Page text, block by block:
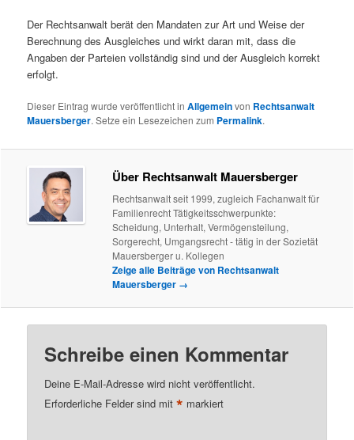
Der Rechtsanwalt berät den Mandaten zur Art und Weise der
Berechnung des Ausgleiches und wirkt daran mit, dass die
Angaben der Parteien vollständig sind und der Ausgleich korrekt
erfolgt.
Dieser Eintrag wurde veröffentlicht inAllgemeinvon Rechtsanwalt
Mauersberger. Setze ein Lesezeichen zum Permalink.
Über Rechtsanwalt Mauersberger
Rechtsanwalt seit 1999, zugleich Fachanwalt für
Familienrecht Tätigkeitsschwerpunkte:
Scheidung, Unterhalt, Vermögensteilung,
Sorgerecht, Umgangsrecht - tätig in der Sozietät
Mauersberger u. Kollegen
Zeige alle Beiträge von Rechtsanwalt
Mauersberger →
Schreibe einen Kommentar
Deine E-Mail-Adresse wird nicht veröffentlicht.
Erforderliche Felder sind mit* markiert